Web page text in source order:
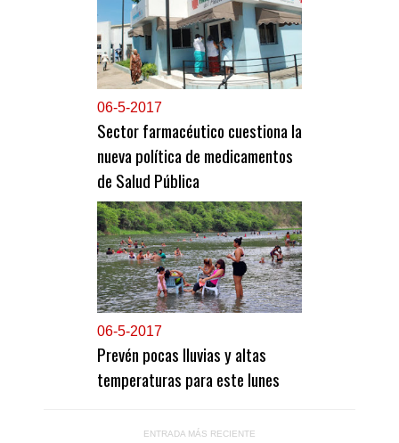
06-5-2017
Sector farmacéutico cuestiona la
nueva política de medicamentos
de Salud Pública
06-5-2017
Prevén pocas lluvias y altas
temperaturas para este lunes
ENTRADA MÁS RECIENTE